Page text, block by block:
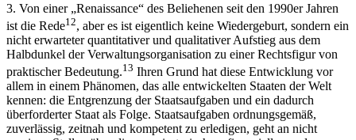
3. Von einer „Renaissance“ des Beliehenen seit den 1990er Jahren
ist die Rede12, aber es ist eigentlich keine Wiedergeburt, sondern ein
nicht erwarteter quantitativer und qualitativer Aufstieg aus dem
Halbdunkel der Verwaltungsorganisation zu einer Rechtsfigur von
praktischer Bedeutung.13 Ihren Grund hat diese Entwicklung vor
allem in einem Phänomen, das alle entwickelten Staaten der Welt
kennen: die Entgrenzung der Staatsaufgaben und ein dadurch
überforderter Staat als Folge. Staatsaufgaben ordnungsgemäß,
zuverlässig, zeitnah und kompetent zu erledigen, geht an nicht